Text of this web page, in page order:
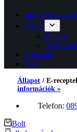
sürgősségi
csapat
Rólunk
360°-os
ajánlatok
blog
Állapot / E-
információk »
Telefon:
Bolt